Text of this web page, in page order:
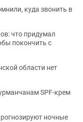
куда звонить в
что придумал
покончить с
области нет
SPF-крем
ночные